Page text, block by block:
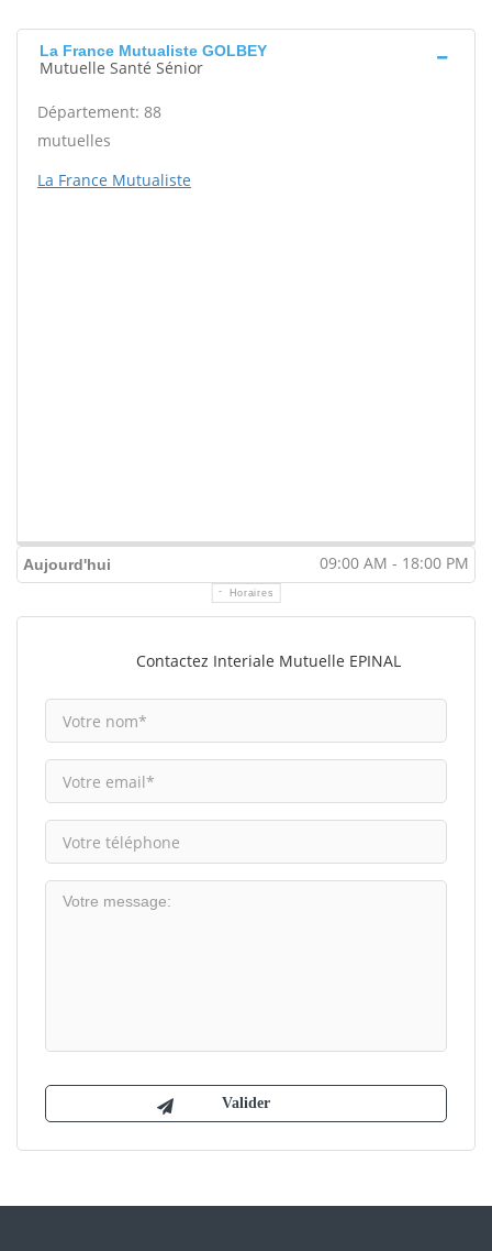
La France Mutualiste GOLBEY
Mutuelle Santé Sénior
Département: 88
mutuelles
La France Mutualiste
Aujourd'hui 09:00 AM - 18:00 PM
Horaires
Contactez Interiale Mutuelle EPINAL